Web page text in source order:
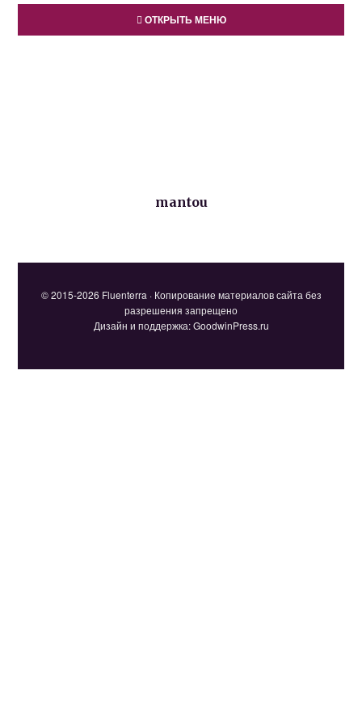
ОТКРЫТЬ МЕНЮ
mantou
© 2015-2026 Fluenterra · Копирование материалов сайта без
разрешения запрещено
Дизайн и поддержка: GoodwinPress.ru